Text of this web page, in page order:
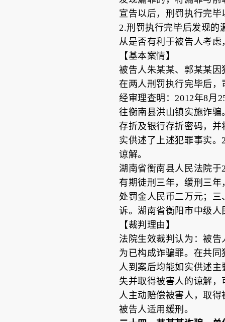
宣告以后，刑罚执行完
2.刑罚执行完毕后发现的
从是否有利于被告人考
【基本案情】
被告人朱某某、郭某某因
在两人刑罚执行完毕后
经审理查明：2012年8月
往衡南县洪山镇实施诈
存折及银行存折密码，并
实供述了上述犯罪事实
谅解。
湖南省衡南县人民法院于
有期徒刑三年，缓刑三
处罚金人民币二万元；
诉。湖南省衡阳市中级人
【裁判理由】
法院生效裁判认为：被
为已构成诈骗罪。在共
人到案后均能如实供述
失并取得被害人的谅解
人主动赔偿被害人，取
被告人适用缓刑。